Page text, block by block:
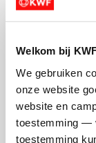
Welkom bij
We gebruiken
onze website
website en
toestemming —
toestemming